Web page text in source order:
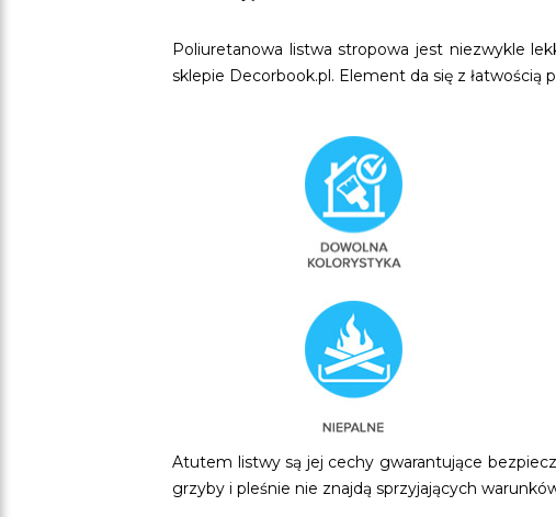
Poliuretanowa listwa stropowa jest niezwykle
sklepie Decorbook.pl. Element da się z łatwością
Atutem listwy są jej cechy gwarantujące
grzyby i pleśnie nie znajdą sprzyjających